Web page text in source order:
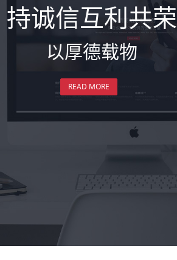
持诚信互利共荣
以厚德载物
READ MORE